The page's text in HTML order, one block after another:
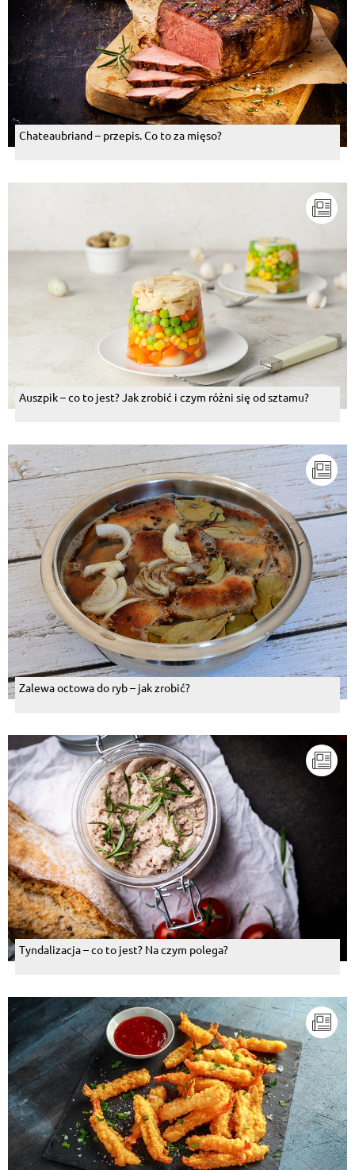
Chateaubriand – przepis. Co to za mięso?
Auszpik – co to jest? Jak zrobić i czym różni się od sztamu?
Zalewa octowa do ryb – jak zrobić?
Tyndalizacja – co to jest? Na czym polega?